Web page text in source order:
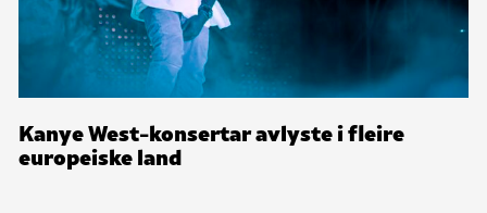
Kanye West-konsertar avlyste i fleire
europeiske land